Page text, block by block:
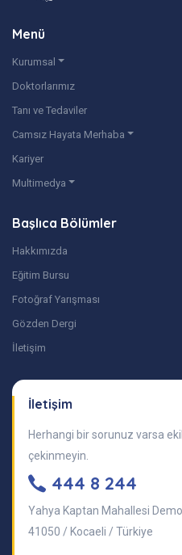
Menü
Kurumsal
Doktorlarımız
Tanı ve Tedaviler
Camsız Hayata Merhaba
Kariyer
Multimedya
Başlıca Bölümler
Hakkımızda
Eğitim Bursu
Fotoğraf Yarışması
Gözden Dergi
İletişim
İletişim
Herhangi bir sorunuz varsa
çekinmeyin.
444 8 244
Yahya Kaptan Mahallesi
41050 / Kocaeli / Türkiye